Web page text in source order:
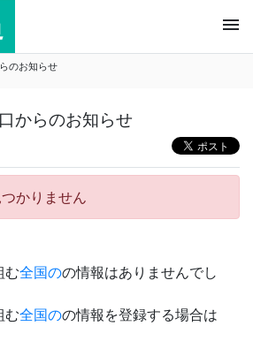
menu
のお知らせ
からのお知らせ
かりません
む全国のの情報はありませんでし
む全国のの情報を登録する場合は